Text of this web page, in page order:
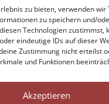
zu bieten, verwenden wir
zu speichern und/
Technologien zustimmst,
eindeutige IDs auf dieser
Zustimmung nicht erteilst
und Funktionen
Akzeptieren